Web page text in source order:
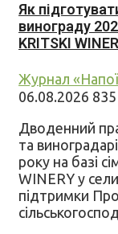
Як
винограду
KRITSKI
Журнал «Напої.
06.08.2026 835
Дводенний
та
року на базі
WINERY у
підтримки